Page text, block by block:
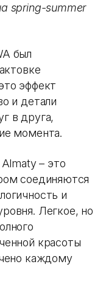
spring-summer
был
эффект
и детали
в друга,
момента.
– это
соединяются
и
Легкое, но
красоты
каждому